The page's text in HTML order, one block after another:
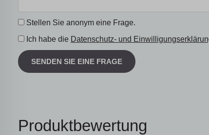
Stellen Sie anonym eine Frage.
Ich habe die Datenschutz- und
SENDEN SIE EINE FRAGE
Produktbewertung